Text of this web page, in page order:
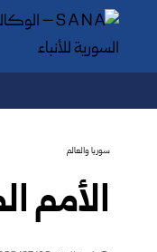
سوريا والعالم
الأمم